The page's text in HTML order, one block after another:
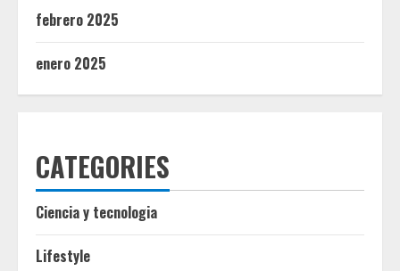
febrero 2025
enero 2025
CATEGORIES
Ciencia y tecnologia
Lifestyle